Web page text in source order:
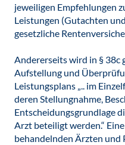
jeweiligen Empfehlungen
Leistungen (Gutachten
gesetzliche
Andererseits wird in § 38c
Aufstellung und
Leistungsplans „.. im
deren Stellungnahme,
Entscheidungsgrundlage
Arzt beteiligt werden.“
behandelnden Ärzten